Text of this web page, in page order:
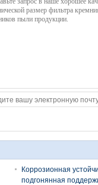
Коррозионная
подгонянная